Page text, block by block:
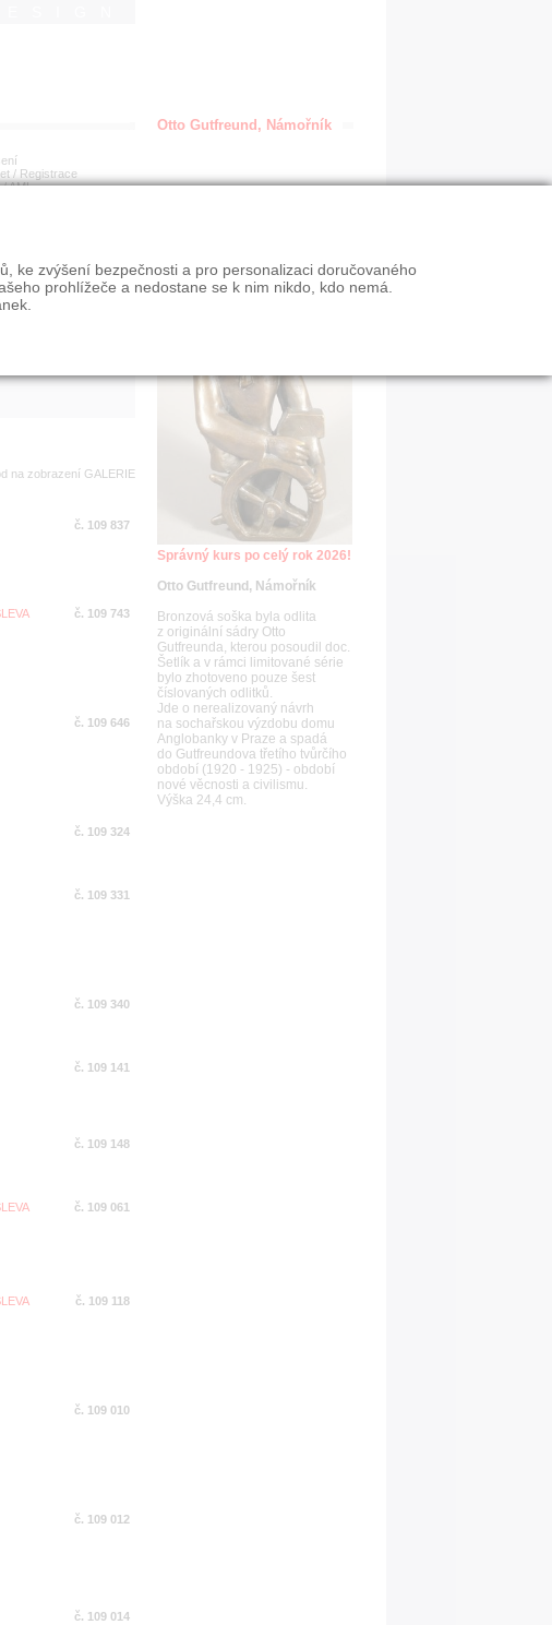
/ Registrace
/AML
SLEVY
jen slevy
na zobrazení GALERIE
č. 109 837
č. 109 743
č. 109 646
č. 109 324
č. 109 331
č. 109 340
č. 109 141
č. 109 148
č. 109 061
č. 109 118
č. 109 010
č. 109 012
č. 109 014
Otto Gutfreund, Námořník
Správný kurs po celý rok 2026!
Otto Gutfreund, Námořník
Bronzová soška byla odlita
z originální sádry Otto
Gutfreunda, kterou posoudil doc.
Šetlík a v rámci limitované série
bylo zhotoveno pouze šest
číslovaných odlitků.
Jde o nerealizovaný návrh
na sochařskou výzdobu domu
Anglobanky v Praze a spadá
do Gutfreundova třetího tvůrčího
období (1920 - 1925) - období
nové věcnosti a civilismu.
Výška 24,4 cm.
ke zvýšení bezpečnosti a pro personalizaci doručovaného
prohlížeče a nedostane se k nim nikdo, kdo nemá.